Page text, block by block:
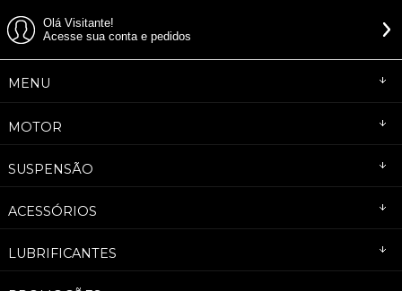
Olá Visitante!
Acesse sua conta e pedidos
MENU
MOTOR
SUSPENSÃO
ACESSÓRIOS
LUBRIFICANTES